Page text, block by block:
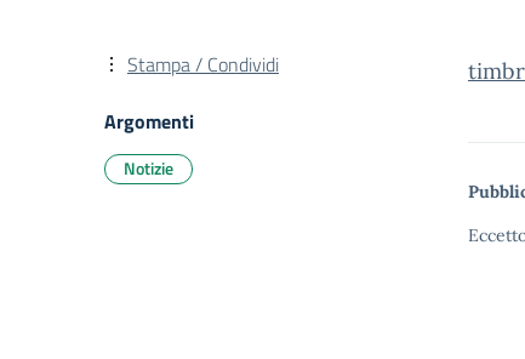
Stampa / Condividi
Argomenti
Notizie